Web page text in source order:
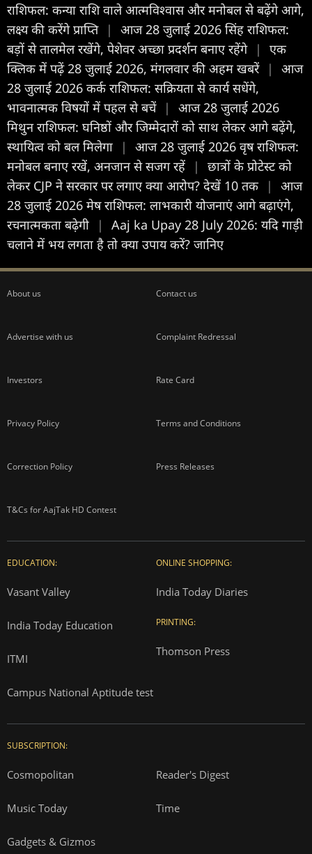
राशिफल: कन्या राशि वाले आत्मविश्वास और मनोबल से बढ़ेंगे आगे,
लक्ष्य की करेंगे प्राप्ति |
आज 28 जुलाई 2026 सिंह राशिफल:
बड़ों से तालमेल रखेंगे, पेशेवर अच्छा प्रदर्शन बनाए रहेंगे |
एक
क्लिक में पढ़ें 28 जुलाई 2026, मंगलवार की अहम खबरें |
आज
28 जुलाई 2026 कर्क राशिफल: सक्रियता से कार्य सधेंगे,
भावनात्मक विषयों में पहल से बचें |
आज 28 जुलाई 2026
मिथुन राशिफल: घनिष्ठों और जिम्मेदारों को साथ लेकर आगे बढ़ेंगे,
स्थायित्व को बल मिलेगा
|
आज 28 जुलाई 2026 वृष राशिफल:
मनोबल बनाए रखें, अनजान से सजग रहें
|
छात्रों के प्रोटेस्ट को
लेकर CJP ने सरकार पर लगाए क्या आरोप? देखें 10 तक
|
आज
28 जुलाई 2026 मेष राशिफल: लाभकारी योजनाएं आगे बढ़ाएंगे,
रचनात्मकता बढ़ेगी
|
Aaj ka Upay 28 July 2026: यदि गाड़ी
चलाने में भय लगता है तो क्या उपाय करें? जानिए
About us Contact us
Advertise with us Complaint Redressal
Investors Rate Card
Privacy Policy Terms and Conditions
Correction Policy Press Releases
T&Cs for AajTak HD Contest
EDUCATION:
Vasant Valley
India Today Education
ITMI
Campus National Aptitude test
ONLINE SHOPPING:
India Today Diaries
PRINTING:
Thomson Press
SUBSCRIPTION:
Cosmopolitan Reader's Digest
Music Today Time
Gadgets & Gizmos